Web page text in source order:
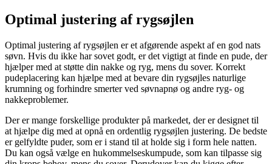
Optimal justering af rygsøjlen
Optimal justering af rygsøjlen er et afgørende aspekt af en god nats
søvn. Hvis du ikke har sovet godt, er det vigtigt at finde en pude, der
hjælper med at støtte din nakke og ryg, mens du sover. Korrekt
pudeplacering kan hjælpe med at bevare din rygsøjles naturlige
krumning og forhindre smerter ved søvnapnø og andre ryg- og
nakkeproblemer.
Der er mange forskellige produkter på markedet, der er designet til
at hjælpe dig med at opnå en ordentlig rygsøjlen justering. De bedste
er gelfyldte puder, som er i stand til at holde sig i form hele natten.
Du kan også vælge en hukommelseskumpude, som kan tilpasse sig